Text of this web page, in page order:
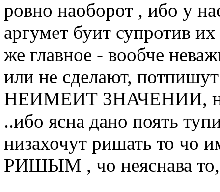
ровно наоборот , ибо у
аргумет буит супротив
же главное - вообче
или не сделают,
НЕИМЕИТ ЗНАЧЕНИИ,
..ибо ясна дано поять
низахочут ришать то
РИШЫМ , чо неяснава